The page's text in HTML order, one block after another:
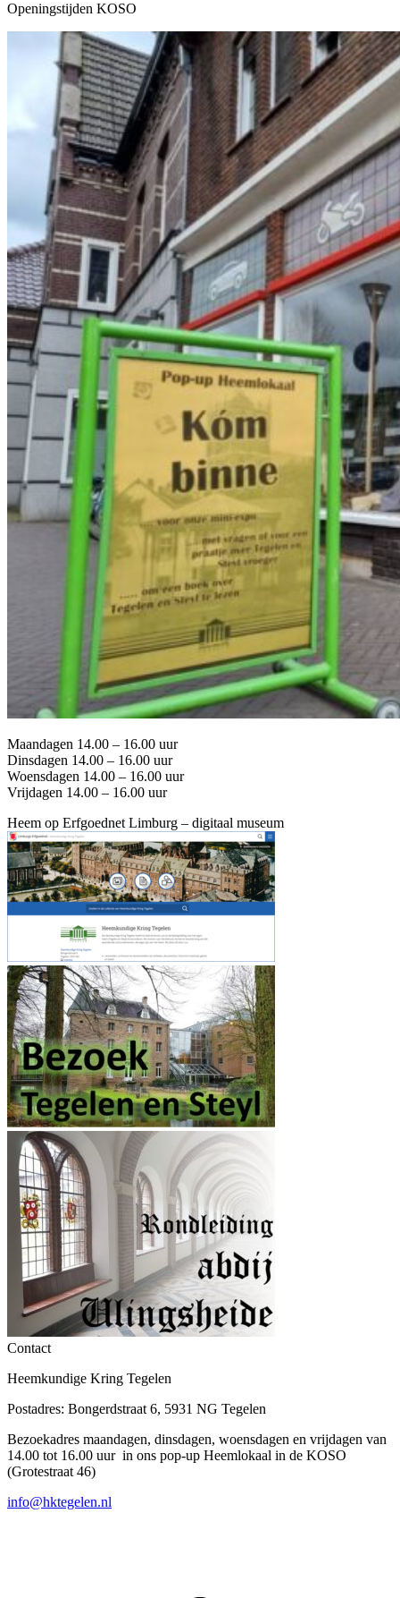
Openingstijden KOSO
Maandagen 14.00 – 16.00 uur
Dinsdagen 14.00 – 16.00 uur
Woensdagen 14.00 – 16.00 uur
Vrijdagen 14.00 – 16.00 uur
Heem op Erfgoednet Limburg – digitaal museum
Contact
Heemkundige Kring Tegelen
Postadres: Bongerdstraat 6, 5931 NG Tegelen
Bezoekadres maandagen, dinsdagen, woensdagen en vrijdagen van
14.00 tot 16.00 uur in ons pop-up Heemlokaal in de KOSO
(Grotestraat 46)
info@hktegelen.nl